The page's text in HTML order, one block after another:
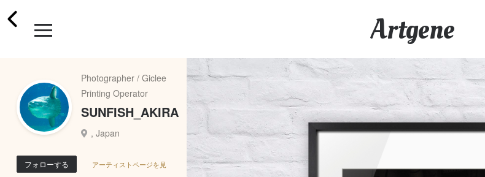
Artgene
Photographer / Giclee
Printing Operator
SUNFISH_AKIRA
, Japan
フォローする アーティストページを見